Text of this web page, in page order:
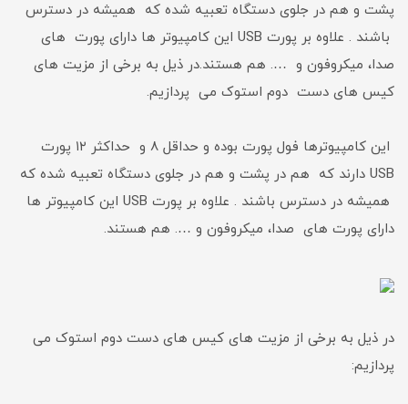
پشت و هم در جلوی دستگاه تعبیه شده که همیشه در دسترس
باشند . علاوه بر پورت USB این کامپیوتر ها دارای پورت های
صدا، میکروفون و …. هم هستند.در ذیل به برخی از مزیت های
کیس های دست دوم استوک می پردازیم.
این کامپیوترها فول پورت بوده و حداقل ۸ و حداکثر ۱۲ پورت
USB دارند که هم در پشت و هم در جلوی دستگاه تعبیه شده که
همیشه در دسترس باشند . علاوه بر پورت USB این کامپیوتر ها
دارای پورت های صدا، میکروفون و …. هم هستند.
در ذیل به برخی از مزیت های کیس های دست دوم استوک می
پردازیم: